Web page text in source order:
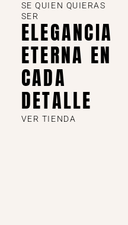
SE QUIEN QUIERAS
SER
ELEGANCIA
ETERNA EN
CADA
DETALLE
VER TIENDA